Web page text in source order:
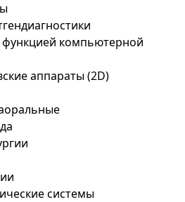
компьютерной
аппараты (2D)
системы